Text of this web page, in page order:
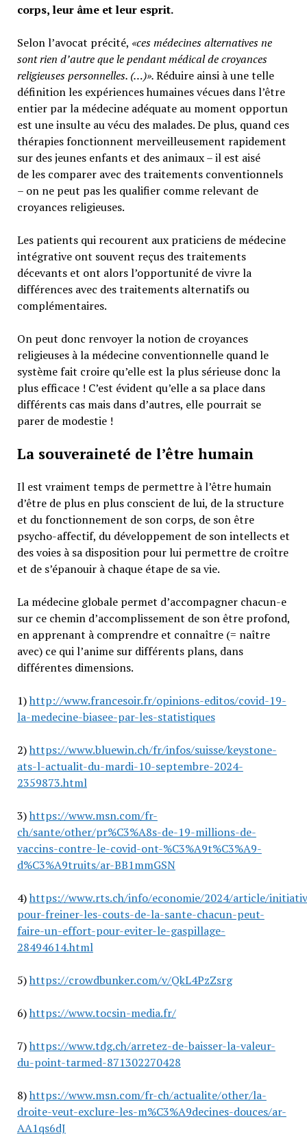
corps, leur âme et leur esprit.
Selon l’avocat précité, «ces médecines alternatives ne
sont rien d’autre que le pendant médical de croyances
religieuses personnelles. (…)».Réduire ainsi à une telle
définition les expériences humaines vécues dans l’être
entier par la médecine adéquate au moment opportun
est une insulte au vécu des malades. De plus, quand ces
thérapies fonctionnent merveilleusement rapidement
sur des jeunes enfants et des animaux – il est aisé
de les comparer avec des traitements conventionnels
– on ne peut pas les qualifier comme relevant de
croyances religieuses.
Les patients qui recourent aux praticiens de médecine
intégrative ont souvent reçus des traitements
décevants et ont alors l’opportunité de vivre la
différences avec des traitements alternatifs ou
complémentaires.
On peut donc renvoyer la notion de croyances
religieuses à la médecine conventionnelle quand le
système fait croire qu’elle est la plus sérieuse donc la
plus efficace ! C’est évident qu’elle a sa place dans
différents cas mais dans d’autres, elle pourrait se
parer de modestie !
La souveraineté de l’être humain
Il est vraiment temps de permettre à l’être humain
d’être de plus en plus conscient de lui, de la structure
et du fonctionnement de son corps, de son être
psycho-affectif, du développement de son intellects et
des voies à sa disposition pour lui permettre de croître
et de s’épanouir à chaque étape de sa vie.
La médecine globale permet d’accompagner chacun-e
sur ce chemin d’accomplissement de son être profond,
en apprenant à comprendre et connaître (= naître
avec) ce qui l’anime sur différents plans, dans
différentes dimensions.
1)http://www.francesoir.fr/opinions-editos/covid-19-
la-medecine-biasee-par-les-statistiques
2)https://www.bluewin.ch/fr/infos/suisse/keystone-
ats-l-actualit-du-mardi-10-septembre-2024-
2359873.html
3)https://www.msn.com/fr-
ch/sante/other/pr%C3%A8s-de-19-millions-de-
vaccins-contre-le-covid-ont-%C3%A9t%C3%A9-
d%C3%A9truits/ar-BB1mmGSN
4)https://www.rts.ch/info/economie/2024/article/
pour-freiner-les-couts-de-la-sante-chacun-peut-
faire-un-effort-pour-eviter-le-gaspillage-
28494614.html
5)https://crowdbunker.com/v/QkL4PzZsrg
6)https://www.tocsin-media.fr/
7)https://www.tdg.ch/arretez-de-baisser-la-valeur-
du-point-tarmed-871302270428
8)https://www.msn.com/fr-ch/actualite/other/la-
droite-veut-exclure-les-m%C3%A9decines-douces/ar-
AA1qs6dJ